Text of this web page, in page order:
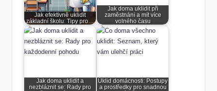
Jak efektivně uklidit
základní školu: Tipy pro…
Jak doma uklidit při
zaměstnání a mít více
volného času
Jak doma uklidit a
nezbláznit se: Rady pro
Úklid domácnosti: Postupy
a prostředky pro snadnou